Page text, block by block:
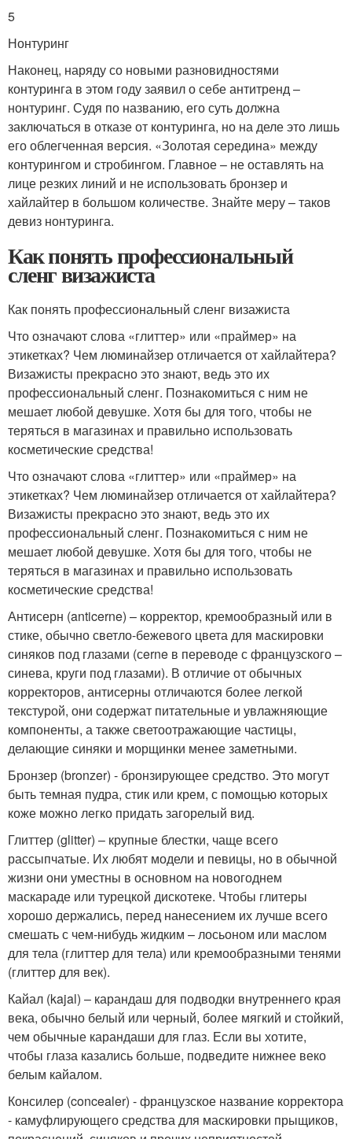
5
Нонтуринг
Наконец, наряду со новыми разновидностями
контуринга в этом году заявил о себе антитренд –
нонтуринг. Судя по названию, его суть должна
заключаться в отказе от контуринга, но на деле это лишь
его облегченная версия. «Золотая середина» между
контурингом и стробингом. Главное – не оставлять на
лице резких линий и не использовать бронзер и
хайлайтер в большом количестве. Знайте меру – таков
девиз нонтуринга.
Как понять профессиональный
сленг визажиста
Как понять профессиональный сленг визажиста
Что означают слова «глиттер» или «праймер» на
этикетках? Чем люминайзер отличается от хайлайтера?
Визажисты прекрасно это знают, ведь это их
профессиональный сленг. Познакомиться с ним не
мешает любой девушке. Хотя бы для того, чтобы не
теряться в магазинах и правильно использовать
косметические средства!
Что означают слова «глиттер» или «праймер» на
этикетках? Чем люминайзер отличается от хайлайтера?
Визажисты прекрасно это знают, ведь это их
профессиональный сленг. Познакомиться с ним не
мешает любой девушке. Хотя бы для того, чтобы не
теряться в магазинах и правильно использовать
косметические средства!
Антисерн (anticerne) – корректор, кремообразный или в
стике, обычно светло-бежевого цвета для маскировки
синяков под глазами (сerne в переводе с французского –
синева, круги под глазами). В отличие от обычных
корректоров, антисерны отличаются более легкой
текстурой, они содержат питательные и увлажняющие
компоненты, а также светоотражающие частицы,
делающие синяки и морщинки менее заметными.
Бронзер (bronzer) - бронзирующее средство. Это могут
быть темная пудра, стик или крем, с помощью которых
коже можно легко придать загорелый вид.
Глиттер (glitter) – крупные блестки, чаще всего
рассыпчатые. Их любят модели и певицы, но в обычной
жизни они уместны в основном на новогоднем
маскараде или турецкой дискотеке. Чтобы глитеры
хорошо держались, перед нанесением их лучше всего
смешать с чем-нибудь жидким – лосьоном или маслом
для тела (глиттер для тела) или кремообразными тенями
(глиттер для век).
Кайал (kajal) – карандаш для подводки внутреннего края
века, обычно белый или черный, более мягкий и стойкий,
чем обычные карандаши для глаз. Если вы хотите,
чтобы глаза казались больше, подведите нижнее веко
белым кайалом.
Консилер (concealer) - французское название корректора
- камуфлирующего средства для маскировки прыщиков,